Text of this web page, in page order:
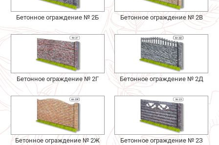
Бетонное ограждение № 2Б Бетонное ограждение № 2В
Бетонное ограждение № 2Г Бетонное ограждение № 2Д
Бетонное ограждение № 2Ж Бетонное ограждение № 2З